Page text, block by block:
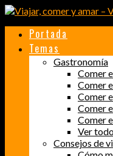
Portada
Temas
Gastronomía
Comer
Comer
Comer
Comer
Comer
Ver
Consejos de